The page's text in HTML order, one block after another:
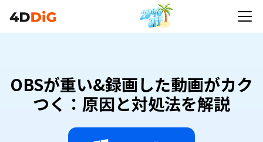
OBSが重い&録画した動画がカク
つく：原因と対処法を解説